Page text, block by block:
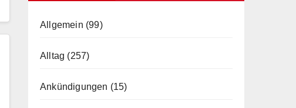
Allgemein (99)
Alltag (257)
Ankündigungen (15)